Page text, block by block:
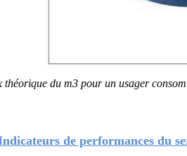
théorique du m3 pour un usager
de performances du